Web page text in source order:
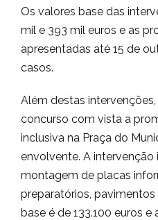
Os valores base das
mil e 393 mil euros e as
apresentadas até 15 de
casos.
Além destas
concurso com vista a
inclusiva na Praça do
envolvente. A
montagem de placas
preparatórios,
base é de 133.100 euros